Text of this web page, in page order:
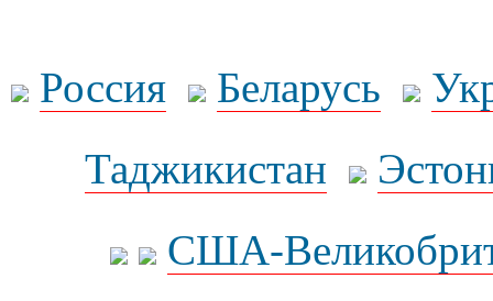
Россия Беларусь
Таджикистан
США-